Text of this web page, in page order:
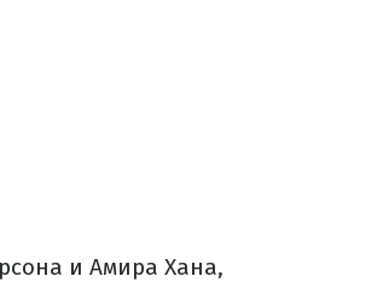
и Амира Хана,